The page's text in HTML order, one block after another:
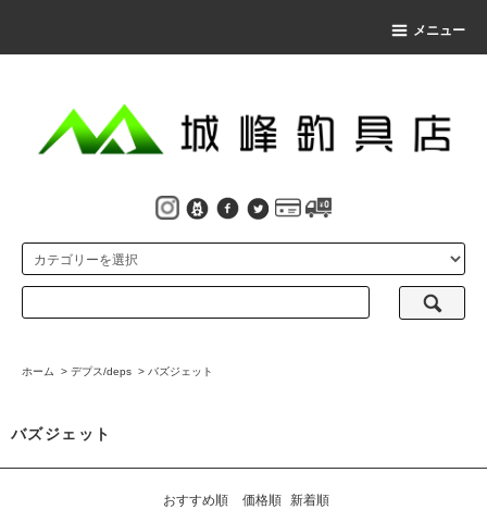
メニュー
ホーム > デプス/deps > バズジェット
バズジェット
おすすめ順 価格順 新着順